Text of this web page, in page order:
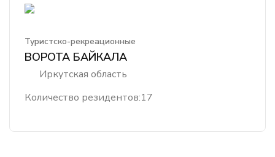
Туристско-рекреационные
ВОРОТА БАЙКАЛА
Иркутская область
Количество резидентов:17